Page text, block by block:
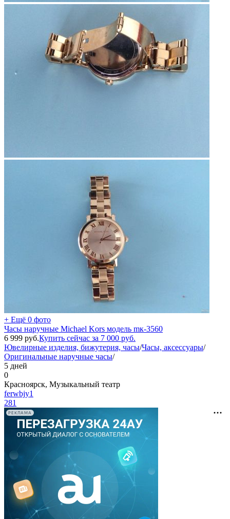
+ Ещё 0 фото
Часы наручные Michael Kors модель mк-3560
6 999 руб.Купить сейчас за 7 000 руб.
Ювелирные изделия, бижутерия, часы/Часы, аксессуары/
Оригинальные наручные часы/
5 дней
0
Красноярск, Музыкальный театр
ferwbjy1
281
РЕКЛАМА